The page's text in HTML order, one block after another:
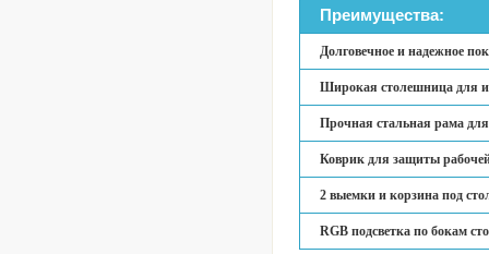
Преимущества:
Долговечное и надежное
Широкая столешница для
Прочная стальная рама
Коврик для защиты
2 выемки и корзина под
RGB подсветка по бокам